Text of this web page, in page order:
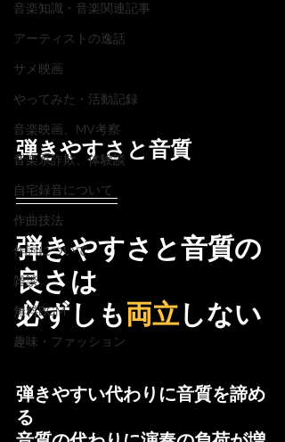
音楽知識・音楽関連記事
アーティストの逸話
サメ映画
やってみた・活動記録
音楽映画、MV考察
音楽系詐欺、体験談
自宅録音について
作曲技法
作詞について
雑談
無料BGM
趣味・ファッション
弾きやすさと音質
弾きやすさと音質の
良さは
必ずしも両立しない
弾きやすい代わりに音質を諦め
る